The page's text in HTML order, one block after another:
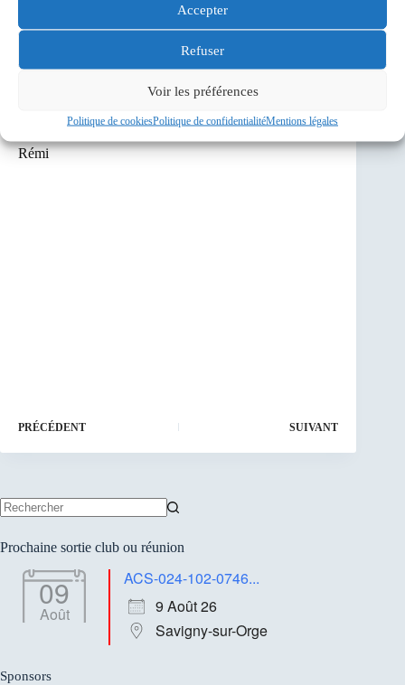
Accepter
Refuser
Voir les préférences
Politique de cookiesPolitique de confidentialitéMentions légales
80 km et 370 D+, avec le soleil en plus, ces
Retrouvailles auraient été parfaites !
Des bravos et des mercis à tous ceux qui ont participé et
à Marie-Claude qui s’est réchauffée dans toutes les
Rémi
PRÉCÉDENT SUIVANT
résultat
Prochaine sortie club ou réunion
09
Août
ACS-024-102-0746...
9 Août 26
Savigny-sur-Orge
Sponsors